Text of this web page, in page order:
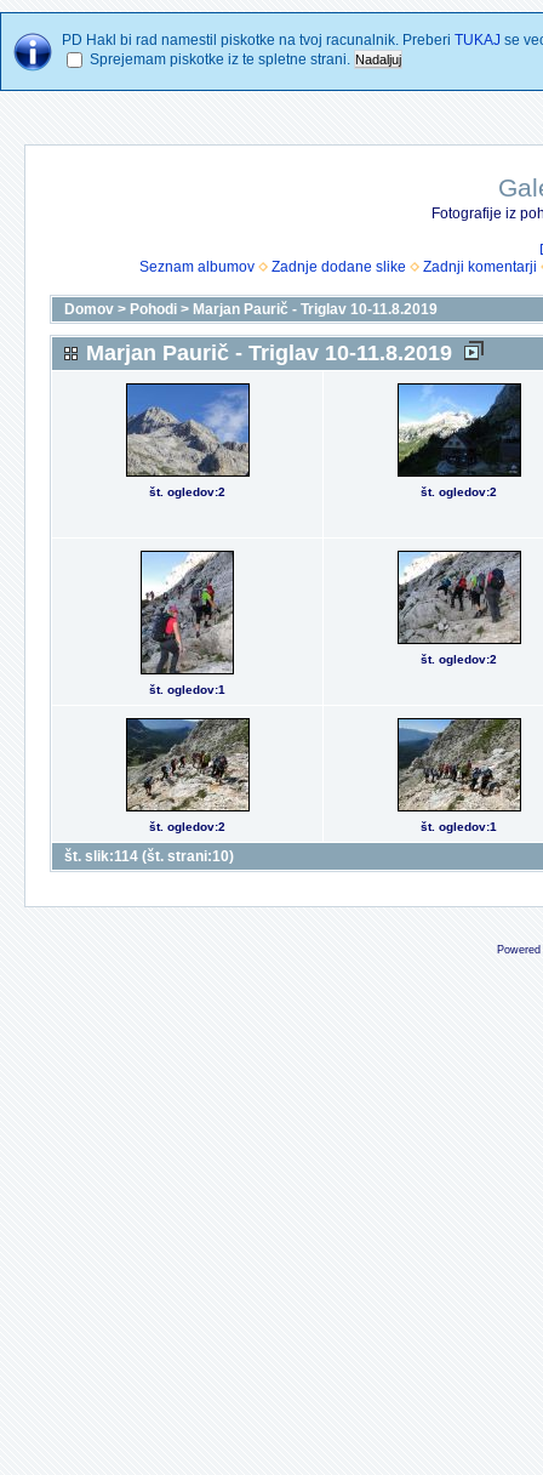
PD Hakl bi rad namestil piskotke na tvoj racunalnik. Preberi TUKAJ se
Sprejemam piskotke iz te spletne strani.
Fotografije iz
Seznam albumov
Zadnje dodane slike Zadnji komentarji
Domov > Pohodi > Marjan Paurič - Triglav 10-11.8.2019
Marjan Paurič - Triglav 10-11.8.2019
št. ogledov:2 št. ogledov:2
št. ogledov:1
št. ogledov:2
št. ogledov:2 št. ogledov:1
št. slik:114 (št. strani:10)